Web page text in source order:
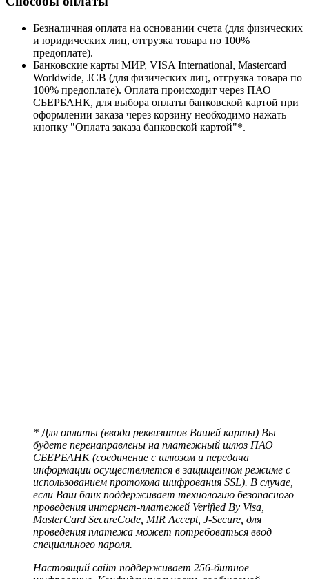
Безналичная оплата на основании счета (для физических
и юридических лиц, отгрузка товара по 100%
предоплате).
Банковские карты МИР, VISA International, Mastercard
Worldwide, JCB (для физических лиц, отгрузка товара по
100% предоплате). Оплата происходит через ПАО
СБЕРБАНК, для выбора оплаты банковской картой при
оформлении заказа через корзину необходимо нажать
кнопку "Оплата заказа банковской картой"*.
* Для оплаты (ввода реквизитов Вашей карты) Вы
будете перенаправлены на платежный шлюз ПАО
СБЕРБАНК (соединение с шлюзом и передача
информации осуществляется в защищенном режиме с
использованием протокола шифрования SSL). В случае,
если Ваш банк поддерживает технологию безопасного
проведения интернет-платежей Verified By Visa,
MasterCard SecureCode, MIR Accept, J-Secure, для
проведения платежа может потребоваться ввод
специального пароля.
Настоящий сайт поддерживает 256-битное